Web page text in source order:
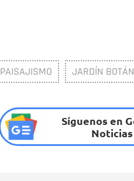
PAISAJISMO JARDÍN
Síguenos en
Noticias